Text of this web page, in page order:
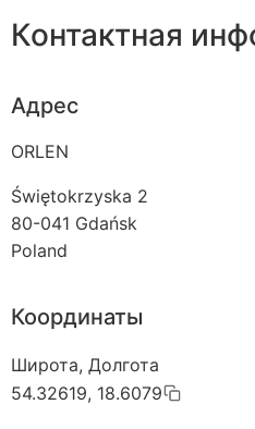
Контактная
Адрес
ORLEN
Świętokrzyska 2
80-041 Gdańsk
Poland
Координаты
Широта, Долгота
54.32619, 18.6079